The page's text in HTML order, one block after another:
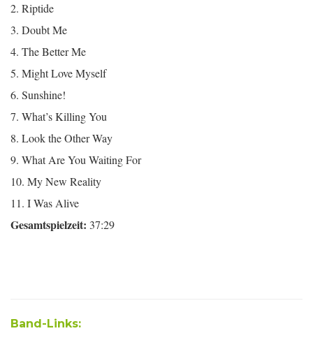
2. Riptide
3. Doubt Me
4. The Better Me
5. Might Love Myself
6. Sunshine!
7. What’s Killing You
8. Look the Other Way
9. What Are You Waiting For
10. My New Reality
11. I Was Alive
Gesamtspielzeit: 37:29
Band-Links: